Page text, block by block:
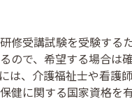
修受講試験を受験する
ので、希望する場合は
は、介護福祉士や看護
健に関する国家資格を